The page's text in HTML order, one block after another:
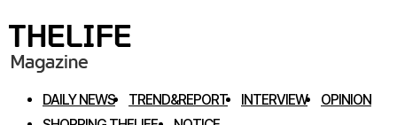
DAILY NEWS TREND&REPORT INTERVIEW
OPINION